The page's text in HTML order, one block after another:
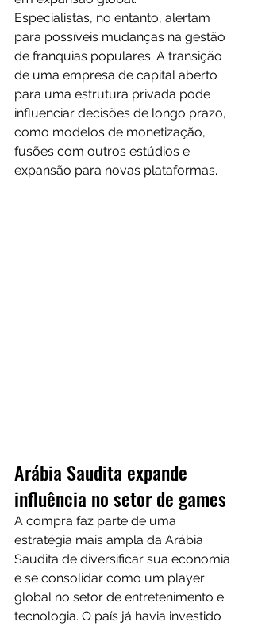
Especialistas, no entanto, alertam
para possíveis mudanças na gestão
de franquias populares. A transição
de uma empresa de capital aberto
para uma estrutura privada pode
influenciar decisões de longo prazo,
como modelos de monetização,
fusões com outros estúdios e
expansão para novas plataformas.
Arábia Saudita expande
influência no setor de games
A compra faz parte de uma
estratégia mais ampla da Arábia
Saudita de diversificar sua economia
e se consolidar como um player
global no setor de entretenimento e
tecnologia. O país já havia investido